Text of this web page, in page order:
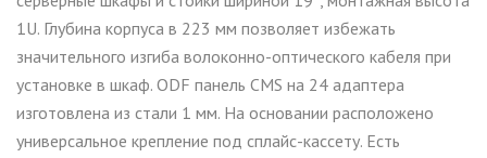
1 U. Глубина корпуса в 223 мм позволяет избежать
значительного изгиба волоконно-оптического кабеля при
установке в шкаф. ODF панель CMS на 24 адаптера
изготовлена из стали 1 мм. На основании расположено
универсальное крепление под сплайс-кассету. Есть